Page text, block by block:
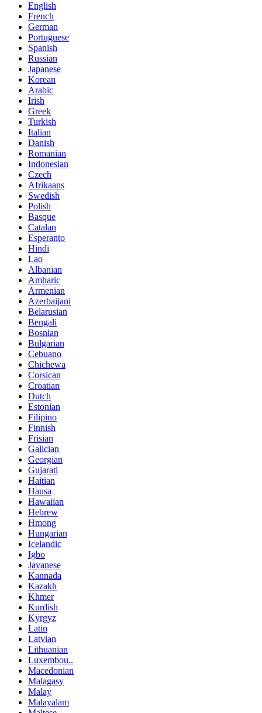
English
French
German
Portuguese
Spanish
Russian
Japanese
Korean
Arabic
Irish
Greek
Turkish
Italian
Danish
Romanian
Indonesian
Czech
Afrikaans
Swedish
Polish
Basque
Catalan
Esperanto
Hindi
Lao
Albanian
Amharic
Armenian
Azerbaijani
Belarusian
Bengali
Bosnian
Bulgarian
Cebuano
Chichewa
Corsican
Croatian
Dutch
Estonian
Filipino
Finnish
Frisian
Galician
Georgian
Gujarati
Haitian
Hausa
Hawaiian
Hebrew
Hmong
Hungarian
Icelandic
Igbo
Javanese
Kannada
Kazakh
Khmer
Kurdish
Kyrgyz
Latin
Latvian
Lithuanian
Luxembou..
Macedonian
Malagasy
Malay
Malayalam